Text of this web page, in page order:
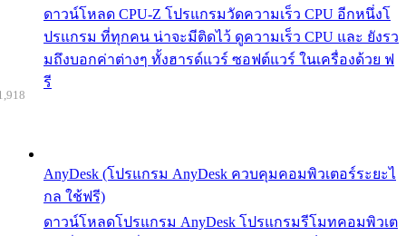
ดาวน์โหลด CPU-Z โปรแกรมวัดความเร็ว CPU อีกหนึ่งโ
ปรแกรม ที่ทุกคน น่าจะมีติดไว้ ดูความเร็ว CPU และ ยังรว
มถึงบอกค่าต่างๆ ทั้งฮารด์แวร์ ซอฟต์แวร์ ในเครื่องด้วย ฟ
รี
AnyDesk (โปรแกรม AnyDesk ควบคุมคอมพิวเตอร์ระยะไ
กล ใช้ฟรี)
ดาวน์โหลดโปรแกรม AnyDesk โปรแกรมรีโมทคอมพิวเต